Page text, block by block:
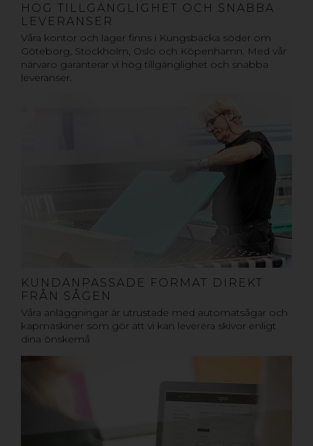
HÖG TILLGÄNGLIGHET OCH SNABBA
LEVERANSER
Våra kontor och lager finns i Kungsbacka söder om
Göteborg, Stockholm, Oslo och Köpenhamn. Med vår
närvaro garanterar vi hög tillgänglighet och snabba
leveranser.
KUNDANPASSADE FORMAT DIREKT
FRÅN SÅGEN
Våra anläggningar är utrustade med automatsågar och
kapmaskiner som gör att vi kan leverera skivor enligt
dina önskemå